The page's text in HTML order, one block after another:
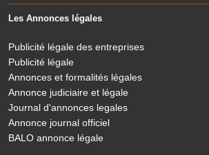
Les Annonces légales
Publicité légale des entreprises
Publicité légale
Annonces et formalités légales
Annonce judiciaire et légale
Journal d'annonces legales
Annonce journal officiel
BALO annonce légale